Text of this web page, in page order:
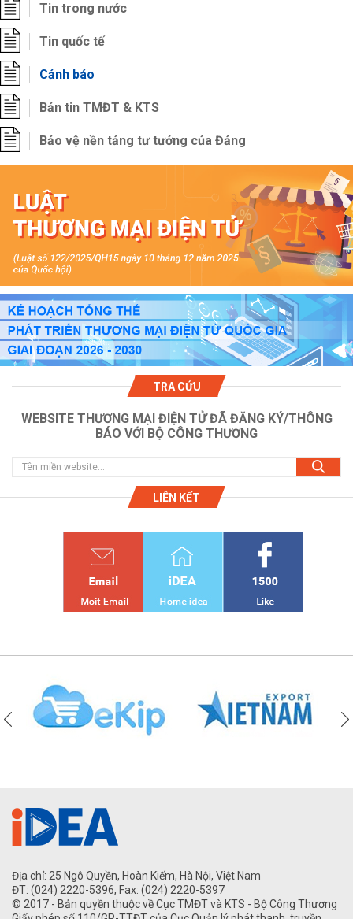
Tin trong nước
Tin quốc tế
Cảnh báo
Bản tin TMĐT & KTS
Bảo vệ nền tảng tư tưởng của Đảng
TRA CỨU
WEBSITE THƯƠNG MẠI ĐIỆN TỬ ĐÃ ĐĂNG KÝ/THÔNG
BÁO VỚI BỘ CÔNG THƯƠNG
LIÊN KẾT
Địa chỉ: 25 Ngô Quyền, Hoàn Kiếm, Hà Nội, Việt Nam
ĐT: (024) 2220-5396, Fax: (024) 2220-5397
© 2017 - Bản quyền thuộc về Cục TMĐT và KTS - Bộ Công Thương